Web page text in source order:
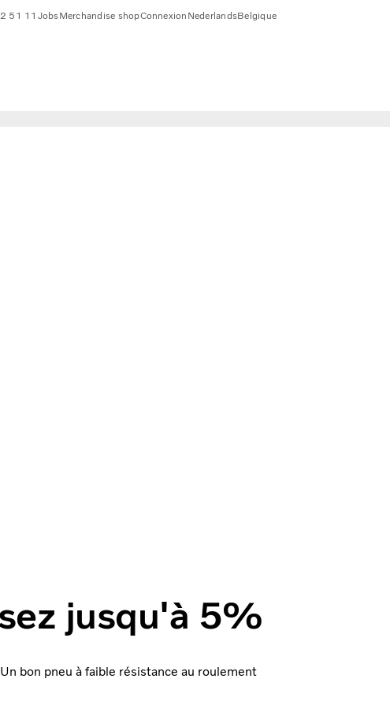
51 11 JobsMerchandise shopConnexion NederlandsBelgique
jusqu'à 5%
bon pneu à faible résistance au roulement